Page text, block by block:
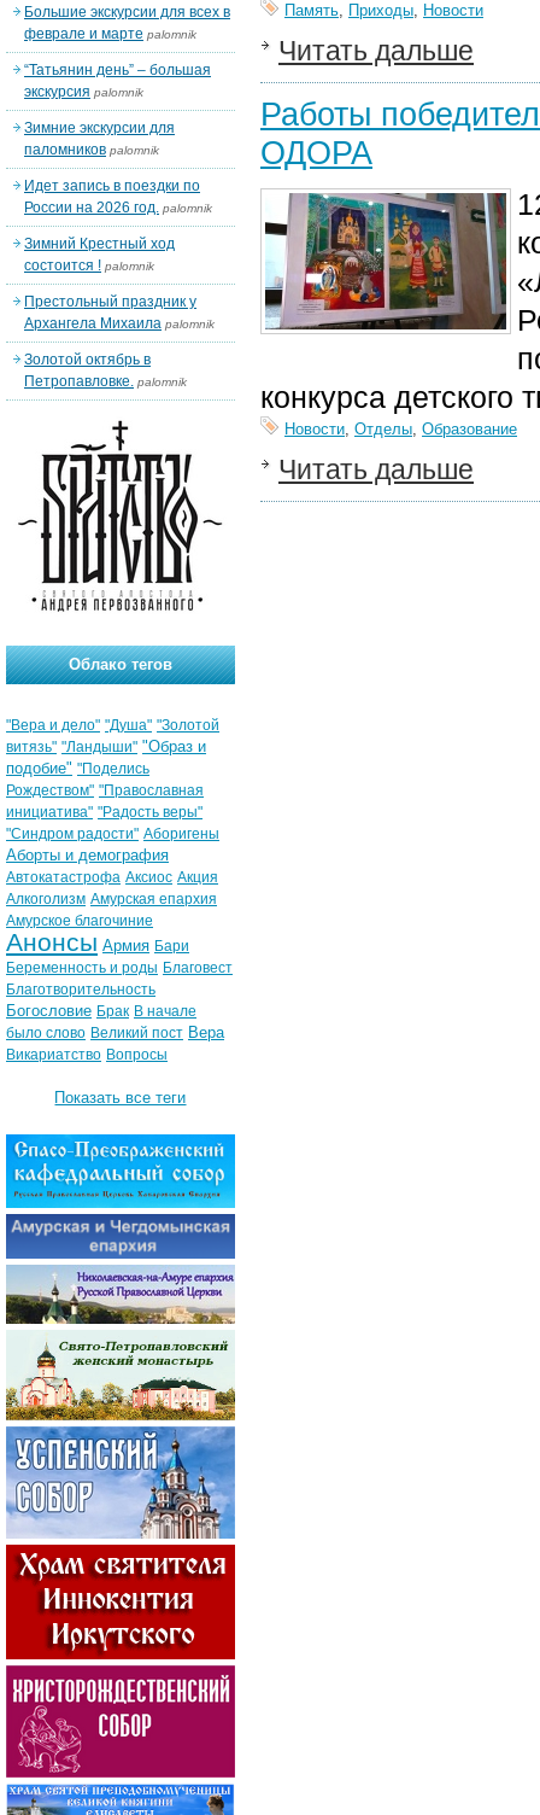
Память, Приходы, Новости
Читать дальше
Работы
ОДОРА
конкурса детского
Новости, Отделы, Образование
Читать дальше
Большие экскурсии для всех в
феврале и марте palomnik
“Татьянин день” – большая
экскурсия palomnik
Зимние экскурсии для
паломников palomnik
Идет запись в поездки по
России на 2026 год. palomnik
Зимний Крестный ход
состоится ! palomnik
Престольный праздник у
Архангела Михаила palomnik
Золотой октябрь в
Петропавловке. palomnik
Облако тегов
"Вера и дело" "Душа" "Золотой
витязь" "Ландыши" "Образ и
подобие" "Поделись
Рождеством" "Православная
инициатива" "Радость веры"
"Синдром радости" Аборигены
Аборты и демография
Автокатастрофа Аксиос Акция
Алкоголизм Амурская епархия
Амурское благочиние
Анонсы Армия Бари
Беременность и роды Благовест
Благотворительность
Богословие Брак В начале
было слово Великий пост Вера
Викариатство Вопросы
Показать все теги